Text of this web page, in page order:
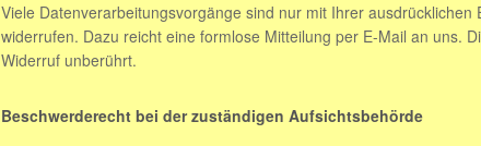
Viele Datenverarbeitungsvorgänge sind nur mit Ihrer
widerrufen. Dazu reicht eine formlose Mitteilung per E-Mail an uns.
Widerruf unberührt.
Beschwerderecht bei der zuständigen Aufsichtsbehörde